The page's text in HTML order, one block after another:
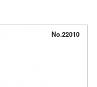
No.22010